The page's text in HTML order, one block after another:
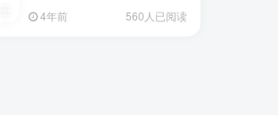
点项目建设贡献“交发力量”
4年前 560人已阅读